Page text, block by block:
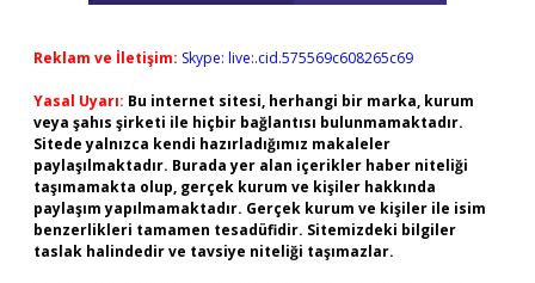
Reklam ve İletişim: Skype: live:.cid.575569c608265c69
Yasal Uyarı: Bu internet sitesi, herhangi bir marka, kurum
veya şahıs şirketi ile hiçbir bağlantısı bulunmamaktadır.
Sitede yalnızca kendi hazırladığımız makaleler
paylaşılmaktadır. Burada yer alan içerikler haber niteliği
taşımamakta olup, gerçek kurum ve kişiler hakkında
paylaşım yapılmamaktadır. Gerçek kurum ve kişiler ile isim
benzerlikleri tamamen tesadüfidir. Sitemizdeki bilgiler
taslak halindedir ve tavsiye niteliği taşımazlar.